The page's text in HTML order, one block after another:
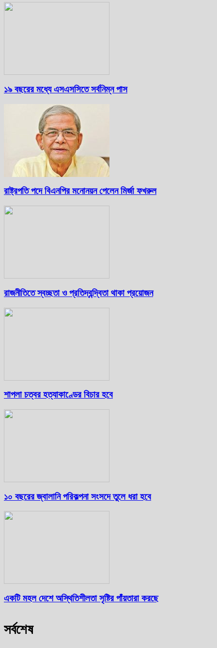
১৯ বছরের মধ্যে এসএসসিতে সর্বনিম্ন পাস
রাষ্ট্রপতি পদে বিএনপির মনোনয়ন পেলেন মির্জা ফখরুল
রাজনীতিতে স্বচ্ছতা ও প্রতিদ্বন্দ্বিতা থাকা প্রয়োজন
শাপলা চত্বর হত্যাকাণ্ডের বিচার হবে
১০ বছরের জ্বালানি পরিকল্পনা সংসদে তুলে ধরা হবে
একটি মহল দেশে অস্থিতিশীলতা সৃষ্টির পাঁয়তারা করছে
সর্বশেষ